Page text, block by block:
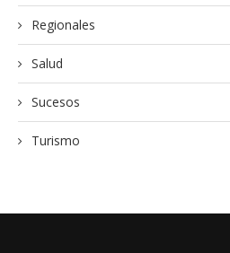
Regionales
Salud
Sucesos
Turismo